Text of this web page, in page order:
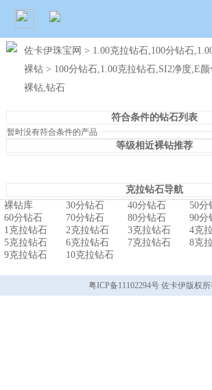
佐卡伊珠宝网 > 1.00克拉钻石,100分钻石
裸钻 > 100分钻石,1.00克拉钻石,SI2净度,E
裸钻,钻石
符合条件的钻石列表
暂时没有符合条件的产品
等级相近裸钻推荐
克拉钻石导航
裸钻库
30分钻石 40分钻石
50分
60分钻石
70分钻石 80分钻石
90分
1克拉钻石
2克拉钻石 3克拉钻石
4克
5克拉钻石
6克拉钻石 7克拉钻石
8克
9克拉钻石
10克拉钻石
粤ICP备11102294号 佐卡伊版权